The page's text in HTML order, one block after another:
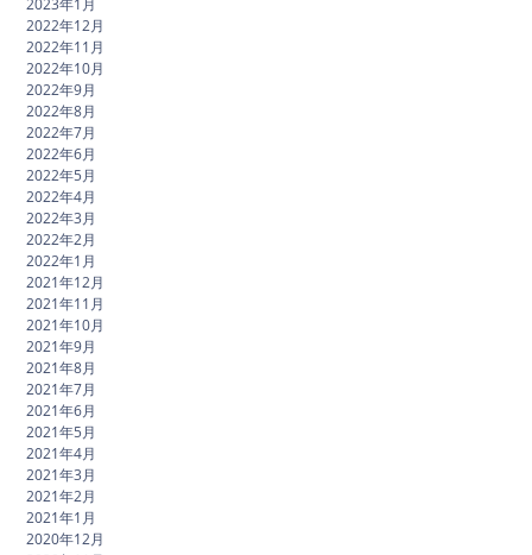
2023年1月
2022年12月
2022年11月
2022年10月
2022年9月
2022年8月
2022年7月
2022年6月
2022年5月
2022年4月
2022年3月
2022年2月
2022年1月
2021年12月
2021年11月
2021年10月
2021年9月
2021年8月
2021年7月
2021年6月
2021年5月
2021年4月
2021年3月
2021年2月
2021年1月
2020年12月